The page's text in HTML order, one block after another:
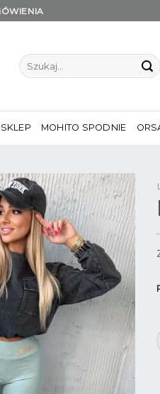
Szukaj:
SKLEP MOHITO SPODNIE